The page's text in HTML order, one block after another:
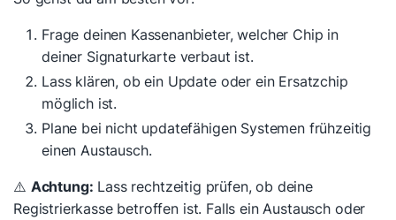
Frage deinen Kassenanbieter, welcher Chip in
deiner Signaturkarte verbaut ist.
Lass klären, ob ein Update oder ein Ersatzchip
möglich ist.
Plane bei nicht updatefähigen Systemen frühzeitig
einen Austausch.
⚠️ Achtung: Lass rechtzeitig prüfen, ob deine
Registrierkasse betroffen ist. Falls ein Austausch oder